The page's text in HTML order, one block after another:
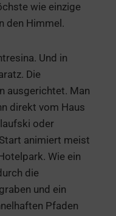
wie einzige
den Himmel.
Und in
Die
ausgerichtet. Man
direkt vom Haus
oder
animiert meist
Wie ein
die
und ein
Pfaden